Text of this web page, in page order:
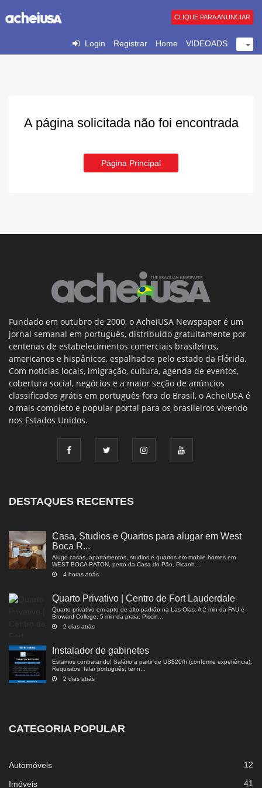
Login Registrar Home VIDEOADS
CLIQUE PARA ANUNCIAR
A página solicitada não foi encontrada
Página Principal
Fundado em outubro de 2000, o AcheiUSA Newspaper é um
jornal semanal em português, distribuído gratuitamente por
centenas de estabelecimentos comerciais brasileiros,
americanos e hispânicos, espalhados pelo estado da Flórida.
Com notícias locais, imigração, cultura, agenda de eventos,
cobertura social, negócios e a maior seção de anúncios
classificados grátis em português fora do Brasil, o AcheiUSA é
o mais completo e popular portal para os brasileiros vivendo
nos Estados Unidos.
DESTAQUES RECENTES
Casa, Studios e Quartos para alugar em West
Boca R...
Alugo casas, apartamentos, studios e quartos em mobile homes em
WEST BOCA RATON, perto da Casa do Pão, Picanh...
4 horas atrás
Quarto Privativo | Centro de Fort Lauderdale
Quarto privativo em apto de alto padrão na Las Olas. A 2 min da FAU e
Broward College, 5 min da praia. Piscin...
2 dias atrás
Instalador de gabinetes
Estamos contratando! Salário a partir de US$20/h (conforme experiência).
Requisitos: falar português, ter n...
2 dias atrás
CATEGORIA POPULAR
Automóveis 12
Imóveis 41